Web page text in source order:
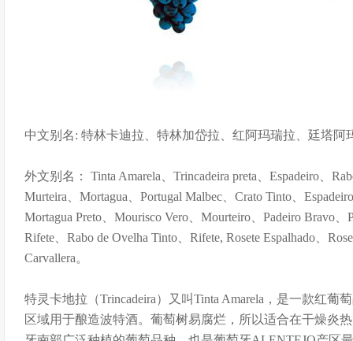
中文别名: 特林卡迪拉、特林加岱拉、红阿玛瑞拉、廷塔阿
外文别名： Tinta Amarela、Trincadeira preta、Espadeiro、
Murteira、Mortagua、Portugal Malbec、Crato Tinto、
Mortagua Preto、Mourisco Vero、Mourteiro、Padeiro Bravo、
Rifete、Rabo de Ovelha Tinto、Rifete, Rosete Espalhado、
Carvallera。
特灵卡地拉（Trincadeira）又叫Tinta Amarela，是一款红葡
区域用于酿造波特酒。葡萄树易腐烂，所以适合在干燥炎